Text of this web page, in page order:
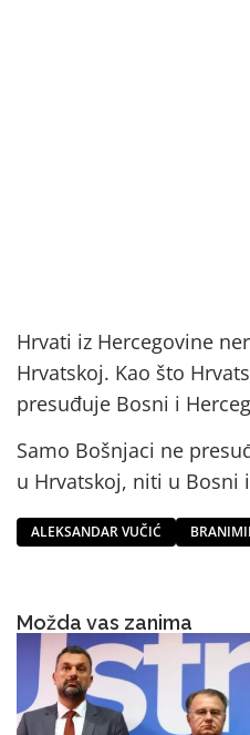
Hrvati iz Hercegovine
Hrvatskoj. Kao što
presuđuje Bosni i
Samo Bošnjaci ne
u Hrvatskoj, niti u Bosni
ALEKSANDAR VUČIĆ
Možda vas zanima